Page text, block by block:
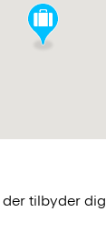
tilbyder